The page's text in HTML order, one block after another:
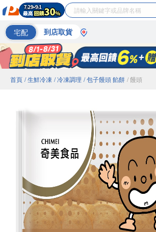
宅配 到店取貨
首頁 / 生鮮冷凍 / 冷凍調理 / 包子饅頭 餡餅 / 饅頭